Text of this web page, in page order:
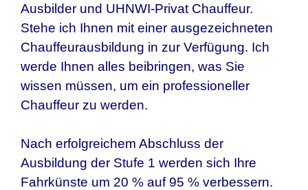
Ausbilder und UHNWI-Privat Chauffeur.
Stehe ich Ihnen mit einer ausgezeichneten
Chauffeurausbildung in zur Verfügung. Ich
werde Ihnen alles beibringen, was Sie
wissen müssen, um ein professioneller
Chauffeur zu werden.
Nach erfolgreichem Abschluss der
Ausbildung der Stufe 1 werden sich Ihre
Fahrkünste um 20 % auf 95 % verbessern.